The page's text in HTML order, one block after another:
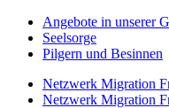
Angebote in unserer
Seelsorge
Pilgern und Besinnen
Netzwerk Migration
Netzwerk Migration